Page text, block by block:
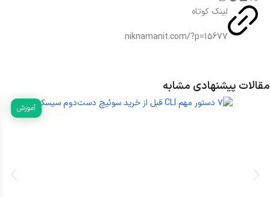
لینک کوتاه
niknamanit.com/?p=15677
مقالات پیشنهادی مشابه
آموزش